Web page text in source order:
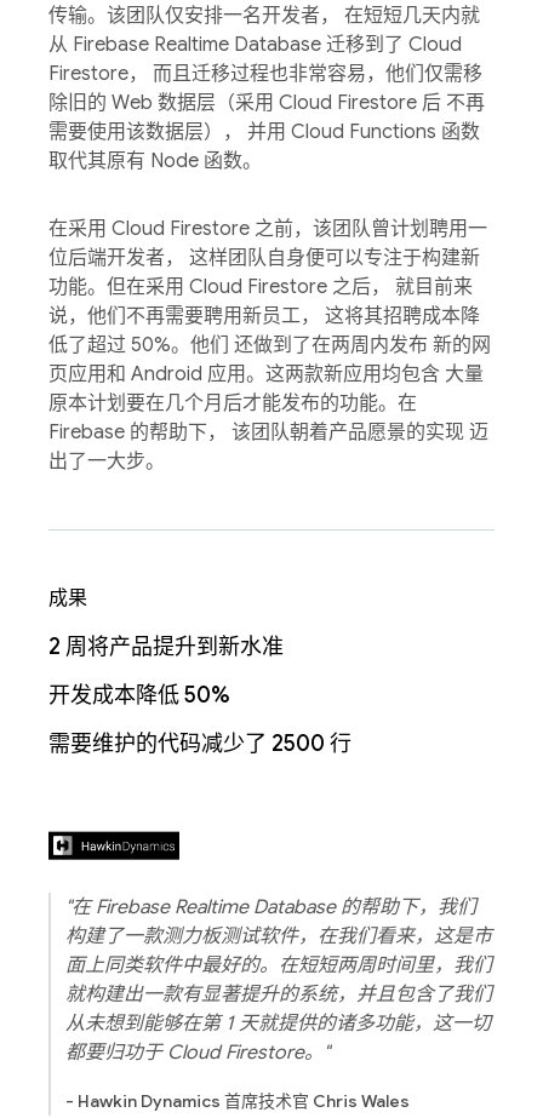
传输。该团队仅安排一名开发者， 在短短几天内就
从 Firebase Realtime Database 迁移到了 Cloud
Firestore， 而且迁移过程也非常容易，他们仅需移
除旧的 Web 数据层（采用 Cloud Firestore 后 不再
需要使用该数据层）， 并用 Cloud Functions 函数
取代其原有 Node 函数。
在采用 Cloud Firestore 之前，该团队曾计划聘用一
位后端开发者， 这样团队自身便可以专注于构建新
功能。但在采用 Cloud Firestore 之后， 就目前来
说，他们不再需要聘用新员工， 这将其招聘成本降
低了超过 50%。他们 还做到了在两周内发布 新的网
页应用和 Android 应用。这两款新应用均包含 大量
原本计划要在几个月后才能发布的功能。在
Firebase 的帮助下， 该团队朝着产品愿景的实现 迈
出了一大步。
成果
2 周将产品提升到新水准
开发成本降低 50%
需要维护的代码减少了 2500 行
"在 Firebase Realtime Database 的帮助下，我们
构建了一款测力板测试软件，在我们看来，这是市
面上同类软件中最好的。在短短两周时间里，我们
就构建出一款有显著提升的系统，并且包含了我们
从未想到能够在第 1 天就提供的诸多功能，这一切
都要归功于 Cloud Firestore。"
- Hawkin Dynamics 首席技术官 Chris Wales